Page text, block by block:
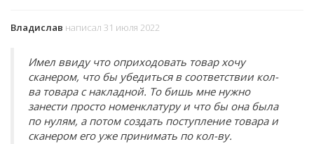
Владислав написал 31 июля 2022
Имел ввиду что оприходовать товар хочу
сканером, что бы убедиться в соответствии кол-
ва товара с накладной. То бишь мне нужно
занести просто номенклатуру и что бы она была
по нулям, а потом создать поступление товара и
сканером его уже принимать по кол-ву.